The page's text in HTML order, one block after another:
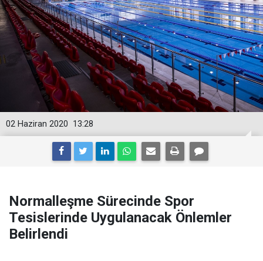
13:28
02 Haziran 2020
Normalleşme Sürecinde Spor
Tesislerinde Uygulanacak Önlemler
Belirlendi